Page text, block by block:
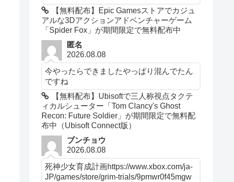
【無料配布】Epic Gamesストアでカジュ
アルな3Dアクションアドベンチャーゲーム
「Spider Fox」が期間限定で無料配布中
匿名
2026.08.08
今やったらできましたやっぱり混んでたん
ですね
【無料配布】Ubisoftで三人称視点タクテ
ィカルシューター「Tom Clancy's Ghost
Recon: Future Soldier」が期間限定で無料配
布中（Ubisoft Connect版）
ブンチョウ
2026.08.08
死神少女育成計画https://www.xbox.com/ja-
JP/games/store/grim-trials/9pmwr0f45mgw